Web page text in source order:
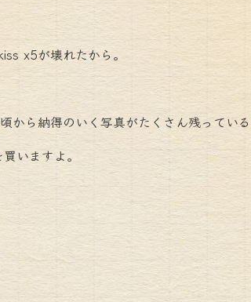
x5が壊れたから。
から納得のいく写真がたくさん残ってい
いますよ。